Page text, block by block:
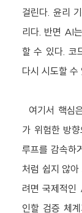
걸린다. 윤리
리다. 반면 AI
할 수 있다. 코
다시 시도할 수
여기서 핵심
가 위험한 방
루프를 감속하
처럼 쉽지 않아
려면 국제적인
인할 검증 체